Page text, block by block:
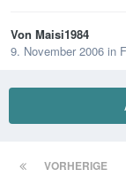
Von Maisi1984
9. November 2006 in
VORHERIGE